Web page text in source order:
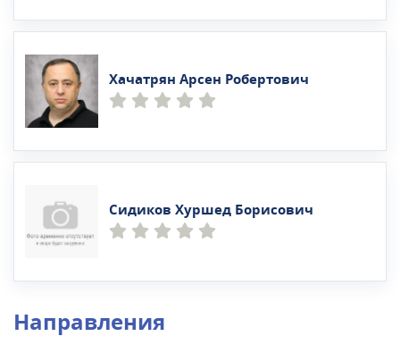
Хачатрян Арсен Робертович
Сидиков Хуршед Борисович
Направления